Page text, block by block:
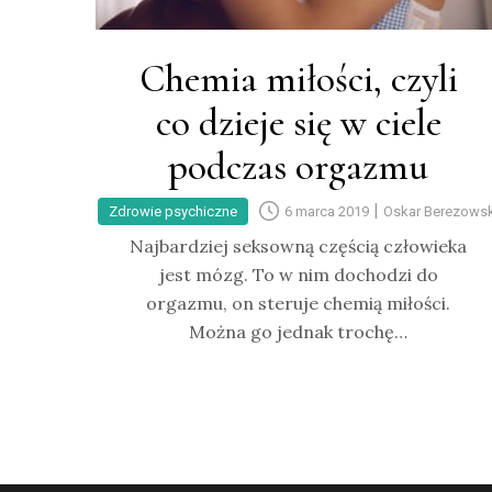
Chemia miłości, czyli
co dzieje się w ciele
podczas orgazmu
Zdrowie psychiczne 6 marca 2019 | Oskar
Najbardziej seksowną częścią człowieka
jest mózg. To w nim dochodzi do
orgazmu, on steruje chemią miłości.
Można go jednak trochę…